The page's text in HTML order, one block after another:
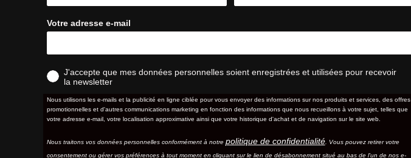
Votre adresse e-mail
J'accepte que mes données personnelles soient enregistrées et utilisées pour recevoir
la newsletter
Nous utilisons les e-mails et la publicité en ligne ciblée pour vous envoyer des informations sur nos produits et services, des offres
promotionnelles et d'autres communications marketing en fonction des informations que nous recueillons à votre sujet, telles que
votre adresse e-mail, votre localisation approximative ainsi que votre historique d'achat et de navigation sur le site web.
Nous traitons vos données personnelles conformément à notre politique de confidentialité. Vous pouvez retirer votre
consentement ou gérer vos préférences à tout moment en cliquant sur le lien de désabonnement situé au bas de l'un de nos e-